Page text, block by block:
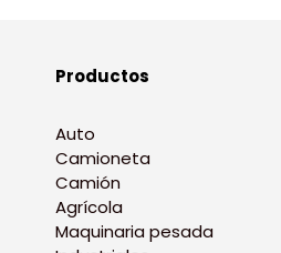
Productos
Auto
Camioneta
Camión
Agrícola
Maquinaria pesada